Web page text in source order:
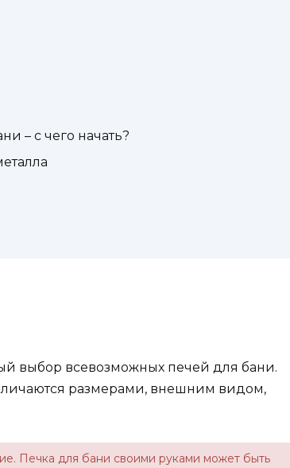
– с чего начать?
выбор всевозможных печей для бани.
размерами, внешним видом,
Печка для бани своими руками может быть